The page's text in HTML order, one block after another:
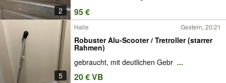
2 95 €
5
Halle Gestern, 20:21
Robuster Alu-Scooter / Tretroller (starrer
Rahmen)
gebraucht, mit deutlichen Gebr ...
20 € VB